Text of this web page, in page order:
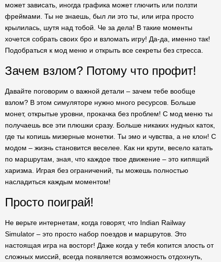
может зависать, иногда графика может глючить или ползти
фреймами. Ты не знаешь, был ли это ты, или игра просто
крылилась, шутя над тобой. Че за дела! В такие моменты
хочется собрать своих бро и взломать игру! Да-да, именно так!
Подобраться к мод меню и открыть все секреты без стресса.
Зачем взлом? Потому что профит!
Давайте поговорим о важной детали – зачем тебе вообще
взлом? В этом симуляторе нужно много ресурсов. Больше
монет, открытые уровни, прокачка без проблем! С мод меню ты
получаешь все эти плюшки сразу. Больше никаких нудных каток,
где ты копишь мизерные монетки. Ты эмо и чувства, а не клон! С
модом – жизнь становится веселее. Как ни крути, весело катать
по маршрутам, зная, что каждое твое движение – это кипящий
харизма. Играя без ограничений, ты можешь полностью
насладиться каждым моментом!
Просто поиграй!
Не верьте интернетам, когда говорят, что Indian Railway
Simulator – это просто набор поездов и маршрутов. Это
настоящая игра на восторг! Даже когда у тебя копится злость от
сложных миссий, всегда появляется возможность отдохнуть,